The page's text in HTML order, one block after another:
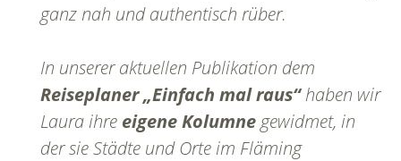
ganz nah und authentisch rüber.
In unserer aktuellen Publikation dem
Reiseplaner „Einfach mal raus“haben wir
Laura ihre eigene Kolumnegewidmet, in
der sie Städte und Orte im Fläming